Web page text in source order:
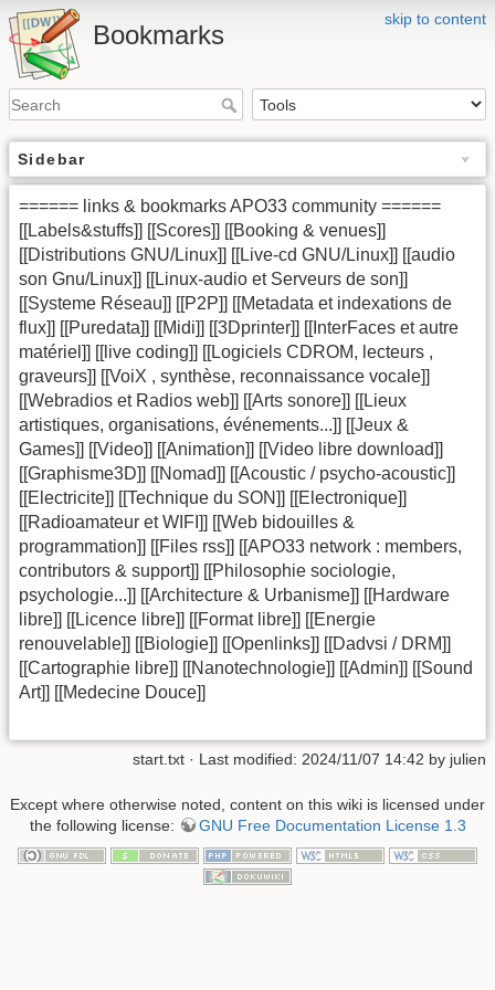
skip to content
Bookmarks
Sidebar
====== links & bookmarks APO33 community ======
[[Labels&stuffs]] [[Scores]] [[Booking & venues]]
[[Distributions GNU/Linux]] [[Live-cd GNU/Linux]] [[audio
son Gnu/Linux]] [[Linux-audio et Serveurs de son]]
[[Systeme Réseau]] [[P2P]] [[Metadata et indexations de
flux]] [[Puredata]] [[Midi]] [[3Dprinter]] [[InterFaces et autre
matériel]] [[live coding]] [[Logiciels CDROM, lecteurs ,
graveurs]] [[VoiX , synthèse, reconnaissance vocale]]
[[Webradios et Radios web]] [[Arts sonore]] [[Lieux
artistiques, organisations, événements...]] [[Jeux &
Games]] [[Video]] [[Animation]] [[Video libre download]]
[[Graphisme3D]] [[Nomad]] [[Acoustic / psycho-acoustic]]
[[Electricite]] [[Technique du SON]] [[Electronique]]
[[Radioamateur et WIFI]] [[Web bidouilles &
programmation]] [[Files rss]] [[APO33 network : members,
contributors & support]] [[Philosophie sociologie,
psychologie...]] [[Architecture & Urbanisme]] [[Hardware
libre]] [[Licence libre]] [[Format libre]] [[Energie
renouvelable]] [[Biologie]] [[Openlinks]] [[Dadvsi / DRM]]
[[Cartographie libre]] [[Nanotechnologie]] [[Admin]] [[Sound
Art]] [[Medecine Douce]]
start.txt · Last modified: 2024/11/07 14:42 by julien
Except where otherwise noted, content on this wiki is licensed under
the following license:
GNU Free Documentation License 1.3